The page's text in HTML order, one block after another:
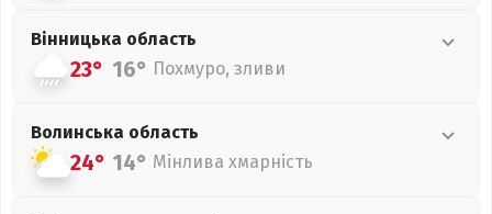
Вінницька область
23° 16° Похмуро, зливи
Волинська область
24° 14° Мінлива хмарність